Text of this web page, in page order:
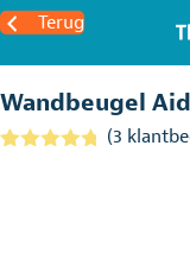
Terug
Wandbeugel
(3